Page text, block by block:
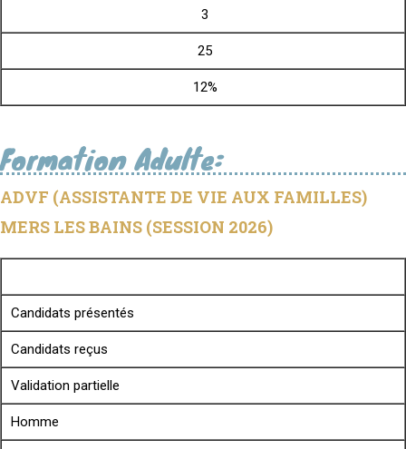
3
25
12%
Formation Adulte:
ADVF (ASSISTANTE DE VIE AUX FAMILLES)
MERS LES BAINS (SESSION 2026)
Candidats présentés
Candidats reçus
Validation partielle
Homme